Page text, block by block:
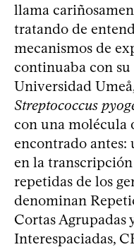
llama
tratando de
mecanismos de
continuaba con
Universidad
Streptococcus
con una molécula
encontrado antes:
en la transcripción
repetidas de los
denominan
Cortas Agrupadas
Interespaciadas,